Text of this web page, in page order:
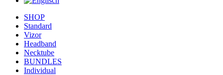
SHOP
Standard
Vizor
Headband
Necktube
BUNDLES
Individual